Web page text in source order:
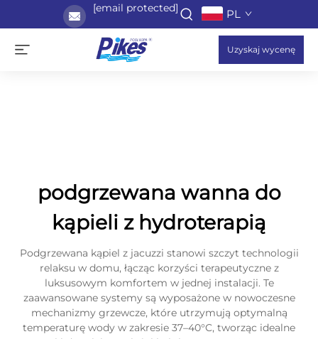
[email protected] PL
Uzyskaj wycenę
podgrzewana wanna do
kąpieli z hydroterapią
Podgrzewana kąpiel z jacuzzi stanowi szczyt technologii
relaksu w domu, łącząc korzyści terapeutyczne z
luksusowym komfortem w jednej instalacji. Te
zaawansowane systemy są wyposażone w nowoczesne
mechanizmy grzewcze, które utrzymują optymalną
temperaturę wody w zakresie 37–40°C, tworząc idealne